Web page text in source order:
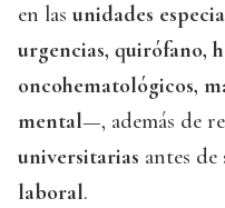
en las unidades
urgencias, quirófano,
oncohematológicos,
mental—, además de
universitarias antes
laboral.